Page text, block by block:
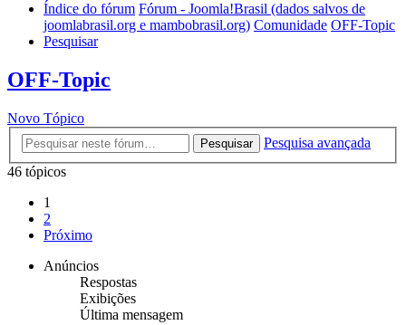
Índice do fórum Fórum - Joomla!Brasil (dados salvos de
joomlabrasil.org e mambobrasil.org) Comunidade OFF-Topic
Pesquisar
OFF-Topic
Novo Tópico
Pesquisar
Pesquisa avançada
46 tópicos
1
2
Próximo
Anúncios
Respostas
Exibições
Última mensagem